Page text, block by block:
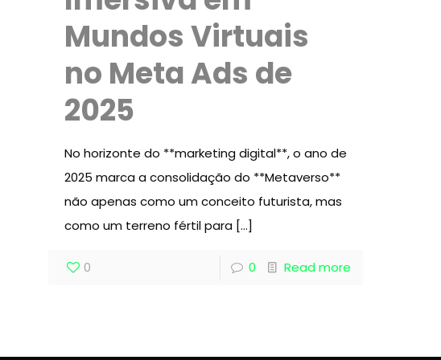
Mundos Virtuais
no Meta Ads de
2025
No horizonte do **marketing digital**, o ano de
2025 marca a consolidação do **Metaverso**
não apenas como um conceito futurista, mas
como um terreno fértil para[…]
0 0 Read more